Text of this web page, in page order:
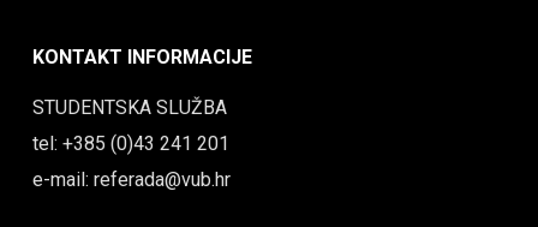
KONTAKT INFORMACIJE
STUDENTSKA SLUŽBA
tel: +385 (0)43 241 201
e-mail: referada@vub.hr